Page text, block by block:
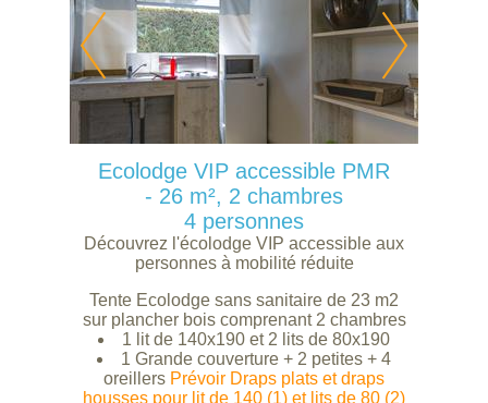
Ecolodge VIP accessible PMR
- 26 m², 2 chambres
4 personnes
Découvrez l'écolodge VIP accessible aux
personnes à mobilité réduite
Tente Ecolodge sans sanitaire de 23 m2
sur plancher bois comprenant 2 chambres
1 lit de 140x190 et 2 lits de 80x190
1 Grande couverture + 2 petites + 4
oreillers Prévoir Draps plats et draps
housses pour lit de 140 (1) et lits de 80 (2)